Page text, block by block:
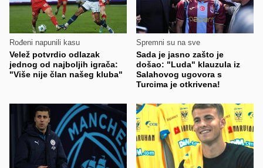
Rođeni napunili kasu
Velež potvrdio odlazak
jednog od najboljih igrača:
"Više nije član našeg kluba"
Spremni su na sve
Sada je jasno zašto je
došao: "Luda" klauzula iz
Salahovog ugovora s
Turcima je otkrivena!